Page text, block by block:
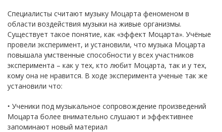
Специалисты считают музыку Моцарта феноменом в
области воздействия музыки на живые организмы.
Существует такое понятие, как «эффект Моцарта». Учёные
провели эксперимент, и установили, что музыка Моцарта
повышала умственные способности у всех участников
эксперимента – как у тех, кто любит Моцарта, так и у тех,
кому она не нравится. В ходе эксперимента ученые так же
установили что:
• Ученики под музыкальное сопровождение произведений
Моцарта более внимательно слушают и эффективнее
запоминают новый материал